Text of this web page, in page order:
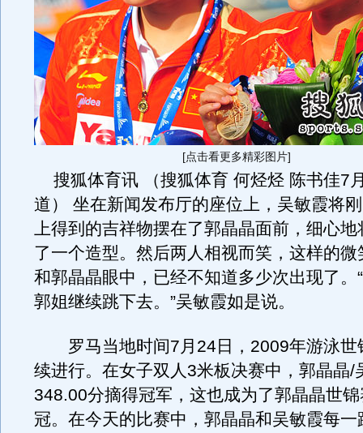
[点击看更多精彩图片]
搜狐体育讯 （搜狐体育 何烃烃 陈书佳7
道） 坐在新闻发布厅的座位上，吴敏霞将
上得到的吉祥物摆在了郭晶晶面前，细心地
了一个造型。然后两人相视而笑，这样的微
和郭晶晶眼中，已经不知道多少次出现了。
郭姐继续跳下去。”吴敏霞如是说。
罗马当地时间7月24日，2009年游泳世
续进行。在女子双人3米板决赛中，郭晶晶/
348.00分摘得冠军，这也成为了郭晶晶世
冠。在今天的比赛中，郭晶晶和吴敏霞每一